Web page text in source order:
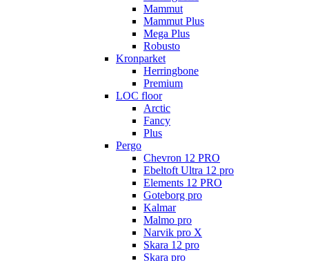
Mammut
Mammut Plus
Mega Plus
Robusto
Kronparket
Herringbone
Premium
LOC floor
Arctic
Fancy
Plus
Pergo
Chevron 12 PRO
Ebeltoft Ultra 12 pro
Elements 12 PRO
Goteborg pro
Kalmar
Malmo pro
Narvik pro X
Skara 12 pro
Skara pro